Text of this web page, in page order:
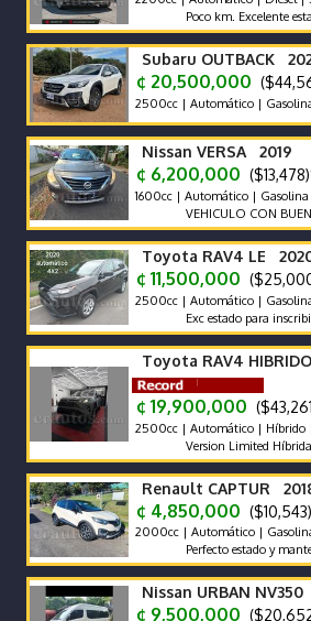
Poco km. Excelente estado.
Subaru OUTBACK
¢ 20,500,000
2500cc | Automático |
Nissan VERSA 2019
¢ 6,200,000
1600cc | Automático | Gasolina
VEHICULO CON BUEN
Toyota RAV4 LE
¢ 11,500,000
2500cc | Automático |
Exc estado para inscribir
Toyota RAV4
¢ 19,900,000
2500cc | Automático | Híbrido |
Version Limited Híbrida -
Renault CAPTUR
¢ 4,850,000
2000cc | Automático |
Perfecto estado y
Nissan URBAN
¢ 9,500,000